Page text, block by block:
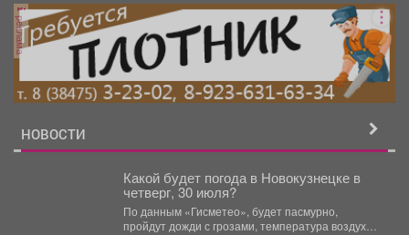
реклама
НОВОСТИ
Какой будет погода в Новокузнецке в
четверг, 30 июля?
По данным «Гисметео», будет пасмурно,
пройдут дожди с грозами, температура воздуха